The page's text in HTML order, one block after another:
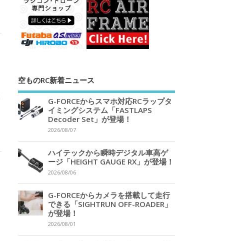
空ものRC新着ニュース
G-FORCEからスマホ対応RCラップタ
イミングシステム「FASTLAPS
Decoder Set」が登場！
2026/08/07
ハイテックから瞬時デジタル車高ゲ
ージ「HEIGHT GAUGE RX」が登場！
2026/08/06
G-FORCEからカメラを搭載して走行
できる「SIGHTRUN OFF-ROADER」
が登場！
2026/08/01